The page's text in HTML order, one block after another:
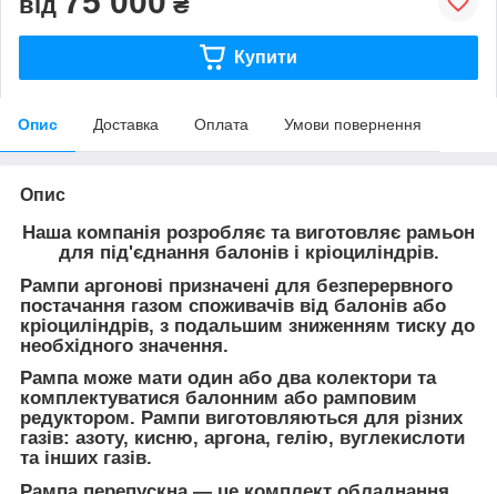
Купити
Опис Доставка Оплата Умови повернення
Опис
Наша компанія розробляє та виготовляє рамьон
для під'єднання балонів і кріоциліндрів.
Рампи аргонові призначені для безперервного
постачання газом споживачів від балонів або
кріоциліндрів, з подальшим зниженням тиску до
необхідного значення.
Рампа може мати один або два колектори та
комплектуватися балонним або рамповим
редуктором. Рампи виготовляються для різних
газів: азоту, кисню, аргона, гелію, вуглекислоти
та інших газів.